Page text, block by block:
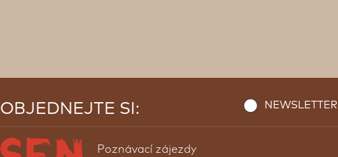
OBJEDNEJTE SI: NEWSLETTER
Poznávací zájezdy